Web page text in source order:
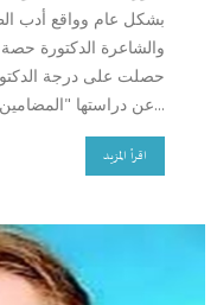
بشكل عام وواقع أدب
والشاعرة الدكتورة
حصلت على درجة
عن دراستها "المضامين...
اقرأ المزيد